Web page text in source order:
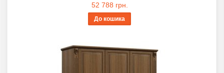
52 788 грн.
До кошика